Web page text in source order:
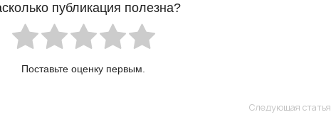
публикация полезна?
Поставьте оценку первым.
Следующая статья